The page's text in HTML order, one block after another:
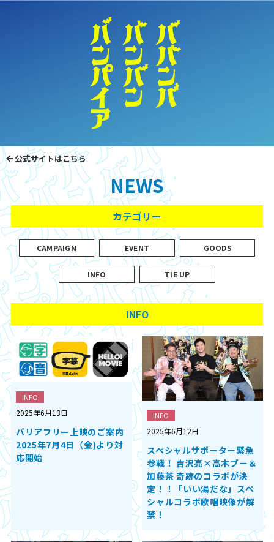
公式サイトはこちら
NEWS
カテゴリー
CAMPAIGN EVENT GOODS
INFO TIE UP
INFO
2025年6月13日
INFO
バリアフリー上映のご案内
2025年7月4日（金)より対
応開始
2025年6月12日
INFO
スペシャルサポーター緊急
参戦！ 吉沢亮×高木ブー＆
加藤茶 奇跡のコラボが決
定！！「いい湯だな」スペ
シャルコラボ歌唱映像が解
禁！